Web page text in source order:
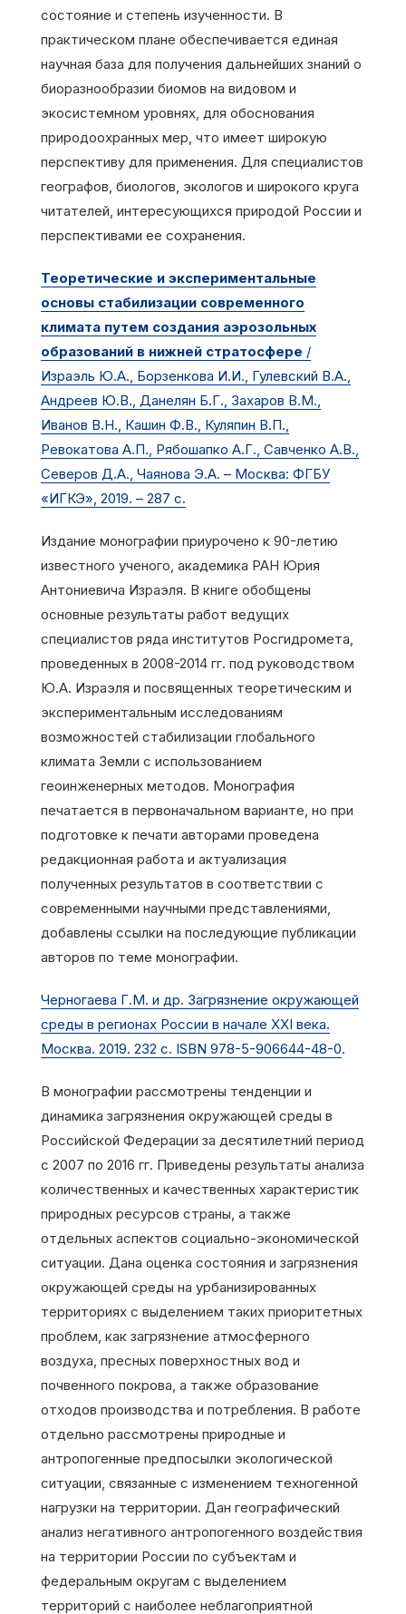
состояние и степень изученности. В
практическом плане обеспечивается единая
научная база для получения дальнейших знаний о
биоразнообразии биомов на видовом и
экосистемном уровнях, для обоснования
природоохранных мер, что имеет широкую
перспективу для применения. Для специалистов
географов, биологов, экологов и широкого круга
читателей, интересующихся природой России и
перспективами ее сохранения.
Теоретические и экспериментальные
основы стабилизации современного
климата путем создания аэрозольных
образований в нижней стратосфере /
Израэль Ю.А., Борзенкова И.И., Гулевский В.А.,
Андреев Ю.В., Данелян Б.Г., Захаров В.М.,
Иванов В.Н., Кашин Ф.В., Куляпин В.П.,
Ревокатова А.П., Рябошапко А.Г., Савченко А.В.,
Северов Д.А., Чаянова Э.А. – Москва: ФГБУ
«ИГКЭ», 2019. – 287 с.
Издание монографии приурочено к 90-летию
известного ученого, академика РАН Юрия
Антониевича Израэля. В книге обобщены
основные результаты работ ведущих
специалистов ряда институтов Росгидромета,
проведенных в 2008-2014 гг. под руководством
Ю.А. Израэля и посвященных теоретическим и
экспериментальным исследованиям
возможностей стабилизации глобального
климата Земли с использованием
геоинженерных методов. Монография
печатается в первоначальном варианте, но при
подготовке к печати авторами проведена
редакционная работа и актуализация
полученных результатов в соответствии с
современными научными представлениями,
добавлены ссылки на последующие публикации
авторов по теме монографии.
Черногаева Г.М. и др. Загрязнение окружающей
среды в регионах России в начале XXI века.
Москва. 2019. 232 с. ISBN 978-5-906644-48-0.
В монографии рассмотрены тенденции и
динамика загрязнения окружающей среды в
Российской Федерации за десятилетний период
с 2007 по 2016 гг. Приведены результаты анализа
количественных и качественных характеристик
природных ресурсов страны, а также
отдельных аспектов социально-экономической
ситуации. Дана оценка состояния и загрязнения
окружающей среды на урбанизированных
территориях с выделением таких приоритетных
проблем, как загрязнение атмосферного
воздуха, пресных поверхностных вод и
почвенного покрова, а также образование
отходов производства и потребления. В работе
отдельно рассмотрены природные и
антропогенные предпосылки экологической
ситуации, связанные с изменением техногенной
нагрузки на территории. Дан географический
анализ негативного антропогенного воздействия
на территории России по субъектам и
федеральным округам с выделением
территорий с наиболее неблагоприятной